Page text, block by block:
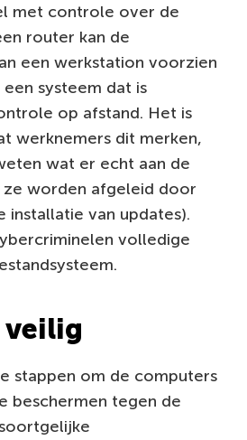
met controle over de
router kan de
een werkstation voorzien
systeem dat is
op afstand. Het is
werknemers dit merken,
wat er echt aan de
ze worden afgeleid door
installatie van updates).
volledige
stappen om de computers
beschermen tegen de